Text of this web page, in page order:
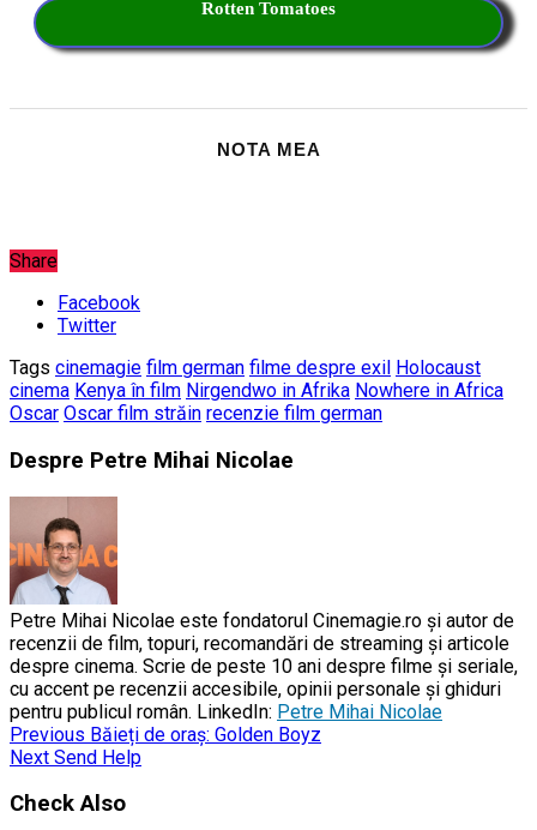
Rotten Tomatoes
Share
Facebook
Twitter
Tags cinemagie film german filme despre exil Holocaust
cinema Kenya în film Nirgendwo in Afrika Nowhere in Africa
Oscar Oscar film străin recenzie film german
Despre Petre Mihai Nicolae
Petre Mihai Nicolae este fondatorul Cinemagie.ro și autor de
recenzii de film, topuri, recomandări de streaming și articole
despre cinema. Scrie de peste 10 ani despre filme și seriale,
cu accent pe recenzii accesibile, opinii personale și ghiduri
pentru publicul român. LinkedIn: Petre Mihai Nicolae
Previous Băieți de oraș: Golden Boyz
Next Send Help
Check Also